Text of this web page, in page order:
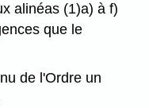
alinéas (1)a) à f)
que le
de l'Ordre un